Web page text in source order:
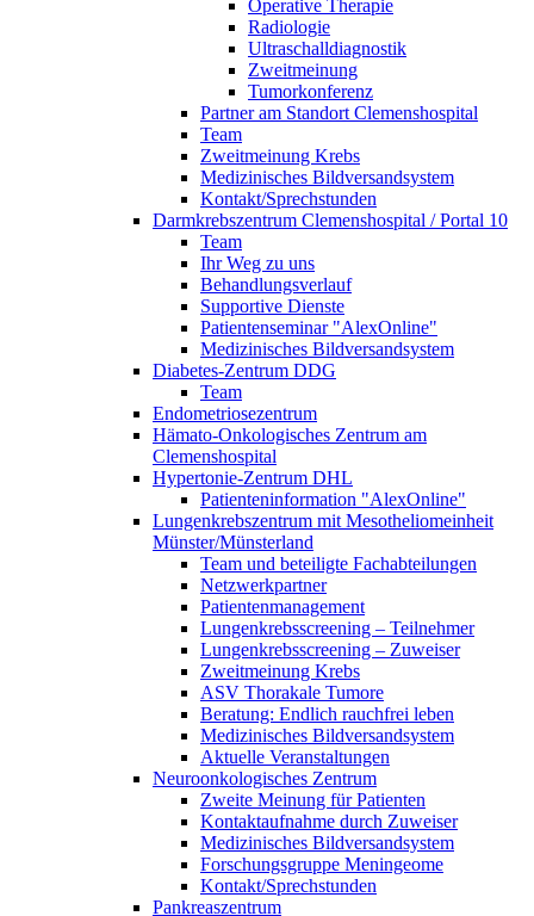
Operative Therapie
Radiologie
Ultraschalldiagnostik
Zweitmeinung
Tumorkonferenz
Partner am Standort Clemenshospital
Team
Zweitmeinung Krebs
Medizinisches Bildversandsystem
Kontakt/Sprechstunden
Darmkrebszentrum Clemenshospital / Portal 10
Team
Ihr Weg zu uns
Behandlungsverlauf
Supportive Dienste
Patientenseminar "AlexOnline"
Medizinisches Bildversandsystem
Diabetes-Zentrum DDG
Team
Endometriosezentrum
Hämato-Onkologisches Zentrum am
Clemenshospital
Hypertonie-Zentrum DHL
Patienteninformation "AlexOnline"
Lungenkrebszentrum mit Mesotheliomeinheit
Münster/Münsterland
Team und beteiligte Fachabteilungen
Netzwerkpartner
Patientenmanagement
Lungenkrebsscreening – Teilnehmer
Lungenkrebsscreening – Zuweiser
Zweitmeinung Krebs
ASV Thorakale Tumore
Beratung: Endlich rauchfrei leben
Medizinisches Bildversandsystem
Aktuelle Veranstaltungen
Neuroonkologisches Zentrum
Zweite Meinung für Patienten
Kontaktaufnahme durch Zuweiser
Medizinisches Bildversandsystem
Forschungsgruppe Meningeome
Kontakt/Sprechstunden
Pankreaszentrum